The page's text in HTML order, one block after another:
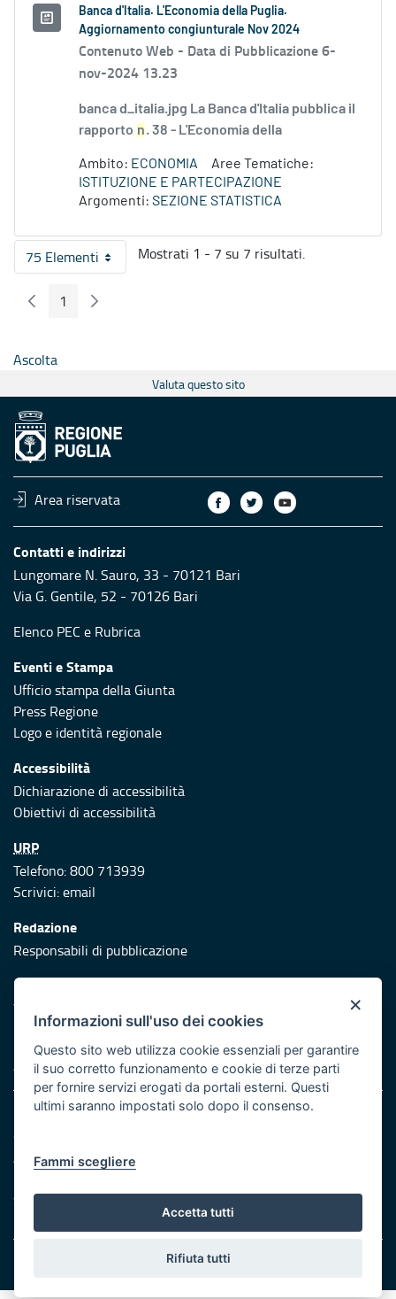
Banca d'Italia. L'Economia della Puglia.
Aggiornamento congiunturale Nov 2024
Contenuto Web - Data di Pubblicazione 6-
nov-2024 13.23
banca d_italia.jpg La Banca d'Italia pubblica il
rapporto n. 38 - L'Economia della
Ambito: ECONOMIA
Aree Tematiche:
ISTITUZIONE E PARTECIPAZIONE
Argomenti: SEZIONE STATISTICA
75 ElementiPer pagina
Mostrati 1 - 7 su 7 risultati.
Pagina Precedente
Pagina
1 Pagina Seguente
Ascolta
Valuta questo sito
Area riservata
Contatti e indirizzi
Lungomare N. Sauro, 33 - 70121 Bari
Via G. Gentile, 52 - 70126 Bari
Elenco PEC e Rubrica
Eventi e Stampa
Ufficio stampa della Giunta
Press Regione
Logo e identità regionale
Accessibilità
Dichiarazione di accessibilità
Obiettivi di accessibilità
URP
Telefono: 800 713939
Scrivici:email
Redazione
Responsabili di pubblicazione
Protezione civile
Vai al sito di Protezione Civile Puglia
Iniziativa finanziata con risorse del POR Puglia 2014/2020 -
Asse XI
Note legali
Cookie e privacy
Atti di notifica
Servizi Intranet
© Regione Puglia
×
Informazioni sull'uso dei cookies
Questo sito web utilizza cookie essenziali per garantire
il suo corretto funzionamento e cookie di terze parti
per fornire servizi erogati da portali esterni. Questi
ultimi saranno impostati solo dopo il consenso.
Fammi scegliere
Accetta tutti
Rifiuta tutti